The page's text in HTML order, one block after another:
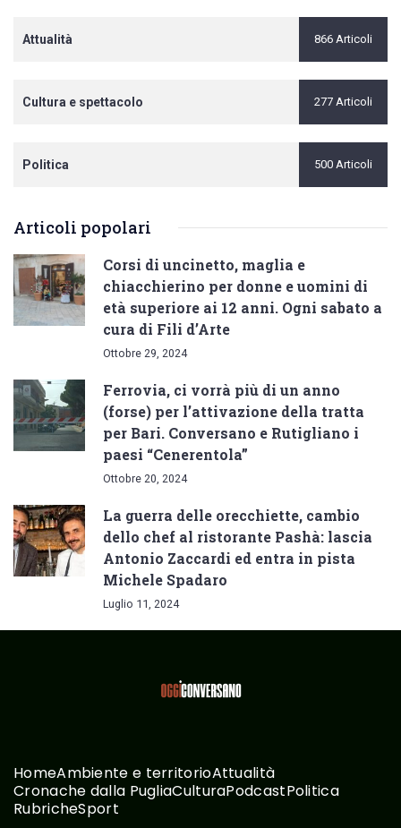
Attualità 866 Articoli
Cultura e spettacolo 277 Articoli
Politica 500 Articoli
Articoli popolari
Corsi di uncinetto, maglia e
chiacchierino per donne e uomini di
età superiore ai 12 anni. Ogni sabato a
cura di Fili d’Arte
Ottobre 29, 2024
Ferrovia, ci vorrà più di un anno
(forse) per l’attivazione della tratta
per Bari. Conversano e Rutigliano i
paesi “Cenerentola”
Ottobre 20, 2024
La guerra delle orecchiette, cambio
dello chef al ristorante Pashà: lascia
Antonio Zaccardi ed entra in pista
Michele Spadaro
Luglio 11, 2024
HomeAmbiente e territorioAttualità
Cronache dalla PugliaCulturaPodcastPolitica
RubricheSport